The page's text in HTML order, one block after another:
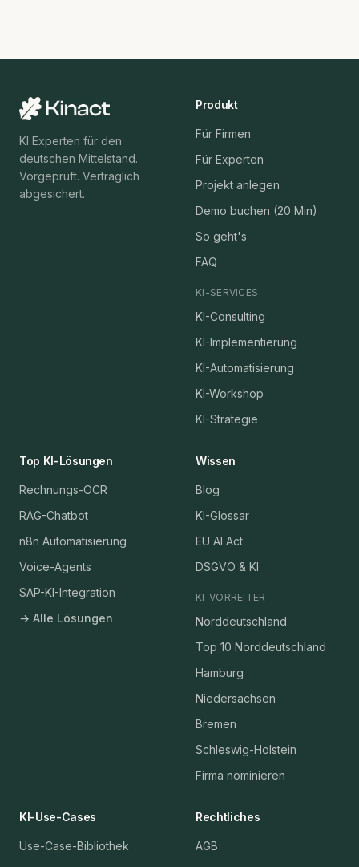
KI Experten für den
deutschen Mittelstand.
Vorgeprüft. Vertraglich
abgesichert.
Produkt
Für Firmen
Für Experten
Projekt anlegen
Demo buchen (20 Min)
So geht's
FAQ
KI-SERVICES
KI-Consulting
KI-Implementierung
KI-Automatisierung
KI-Workshop
KI-Strategie
Top KI-Lösungen
Rechnungs-OCR
RAG-Chatbot
n8n Automatisierung
Voice-Agents
SAP-KI-Integration
→ Alle Lösungen
Wissen
Blog
KI-Glossar
EU AI Act
DSGVO & KI
KI-VORREITER
Norddeutschland
Top 10 Norddeutschland
Hamburg
Niedersachsen
Bremen
Schleswig-Holstein
Firma nominieren
KI-Use-Cases
Use-Case-Bibliothek
Rechtliches
AGB